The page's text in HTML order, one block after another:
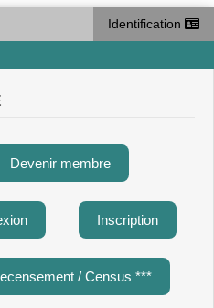
Identification
Devenir membre
Inscription
/ Census ***